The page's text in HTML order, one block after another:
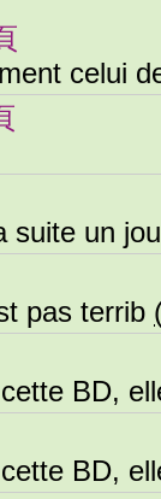
celui
suite un
pas terrib
BD,
BD,